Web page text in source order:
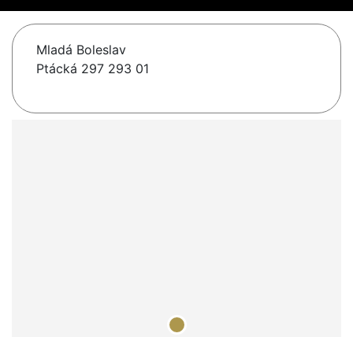
Mladá Boleslav
Ptácká 297 293 01